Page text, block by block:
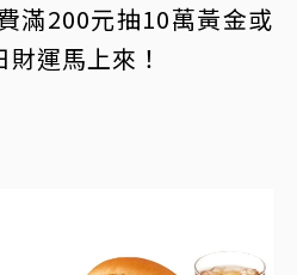
滿200元抽10萬黃金或
運馬上來！